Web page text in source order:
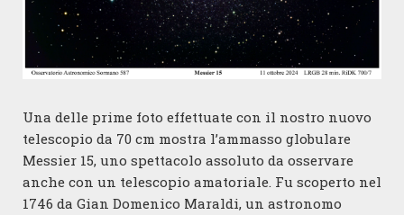
Una delle prime foto effettuate con il nostro nuovo
telescopio da 70 cm mostra l’ammasso globulare
Messier 15, uno spettacolo assoluto da osservare
anche con un telescopio amatoriale. Fu scoperto nel
1746 da Gian Domenico Maraldi, un astronomo